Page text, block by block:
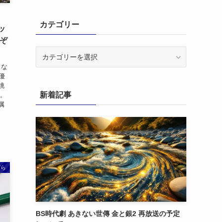
カテゴリー
ー新着記事
BS時代劇 あきない世傳 金と銀2 再放送の予定